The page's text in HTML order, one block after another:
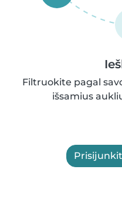
Filtruokite pagal
išsamius